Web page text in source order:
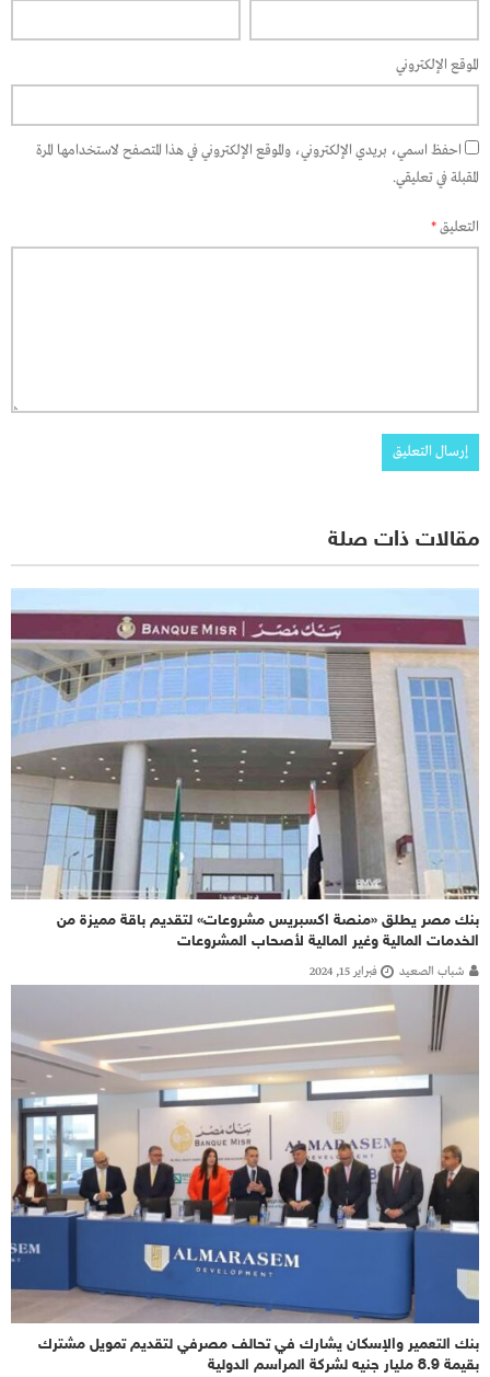
الموقع الإلكتروني
احفظ اسمي، بريدي الإلكتروني، والموقع الإلكتروني في هذا المتصفح لاستخدامها المرة
المقبلة في تعليقي.
التعليق*
مقالات ذات صلة
بنك مصر يطلق «منصة اكسبريس مشروعات» لتقديم باقة مميزة من
الخدمات المالية وغير المالية لأصحاب المشروعات
شباب الصعيد فبراير 15, 2024
بنك التعمير والإسكان يشارك في تحالف مصرفي لتقديم تمويل مشترك
بقيمة 8.9 مليار جنيه لشركة المراسم الدولية